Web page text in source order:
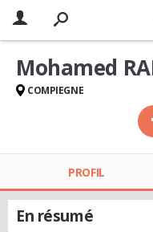
Mohamed
COMPIEGNE
PROFIL
En résumé